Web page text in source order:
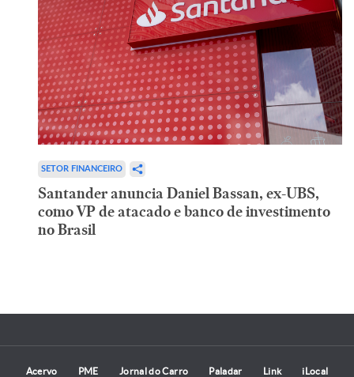
SETOR FINANCEIRO
Santander anuncia Daniel Bassan, ex-UBS,
como VP de atacado e banco de investimento
no Brasil
Acervo PME Jornal do Carro Paladar Link iLocal